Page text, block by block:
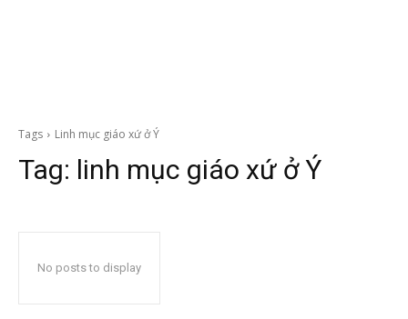
Tags Linh mục giáo xứ ở Ý
Tag: linh mục giáo xứ ở Ý
No posts to display